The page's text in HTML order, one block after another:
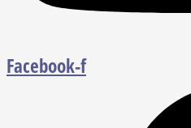
Facebook-f